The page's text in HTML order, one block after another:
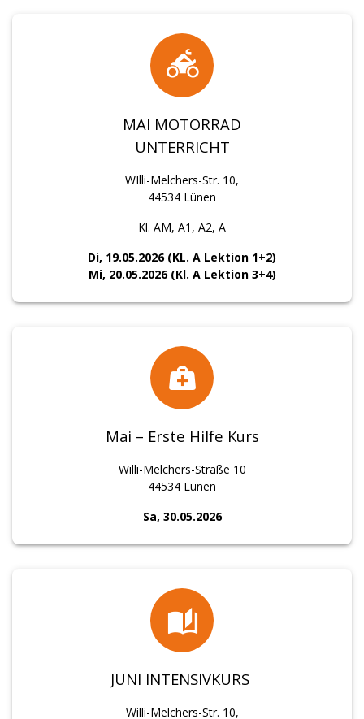
MAI MOTORRAD
UNTERRICHT
WIlli-Melchers-Str. 10,
44534 Lünen
Kl. AM, A1, A2, A
Di, 19.05.2026 (KL. A Lektion 1+2)
Mi, 20.05.2026 (Kl. A Lektion 3+4)
Mai – Erste Hilfe Kurs
Willi-Melchers-Straße 10
44534 Lünen
Sa, 30.05.2026
JUNI INTENSIVKURS
Willi-Melchers-Str. 10,